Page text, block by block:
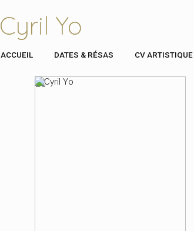
Cyril Yo
ACCUEIL DATES & RÉSAS CV ARTISTIQUE